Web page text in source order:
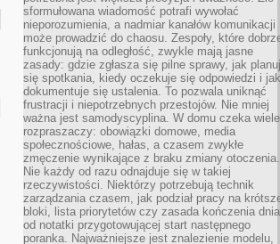
sformułowana wiadomość potrafi wywołać
nieporozumienia, a nadmiar kanałów komunikacji
może prowadzić do chaosu. Zespoły, które
funkcjonują na odległość, zwykle mają jasne
zasady: gdzie zgłasza się pilne sprawy, jak
się spotkania, kiedy oczekuje się odpowiedzi i jak
dokumentuje się ustalenia. To pozwala uniknąć
frustracji i niepotrzebnych przestojów. Nie mniej
ważna jest samodyscyplina. W domu czeka wiele
rozpraszaczy: obowiązki domowe, media
społecznościowe, hałas, a czasem zwykłe
zmęczenie wynikające z braku zmiany otoczenia.
Nie każdy od razu odnajduje się w takiej
rzeczywistości. Niektórzy potrzebują technik
zarządzania czasem, jak podział pracy na
bloki, lista priorytetów czy zasada kończenia dnia
od notatki przygotowującej start następnego
poranka. Najważniejsze jest znalezienie modelu,